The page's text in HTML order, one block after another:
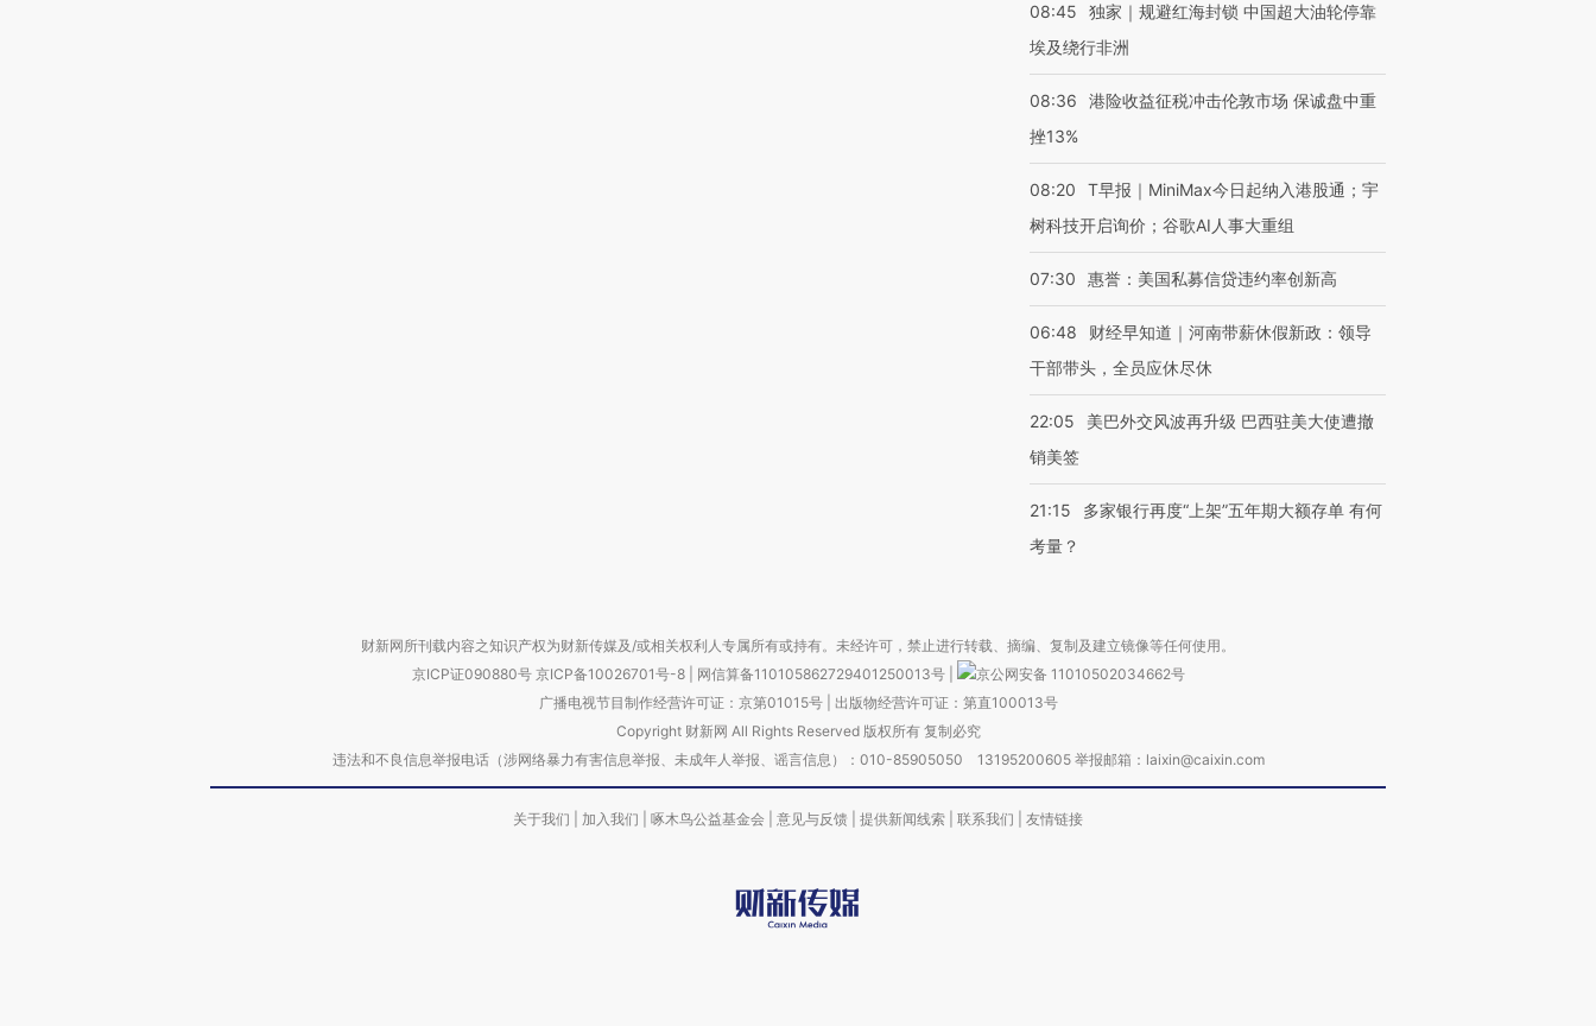
08:45
独家｜规避红海封锁 中国超大油轮停靠
埃及绕行非洲
08:36
港险收益征税冲击伦敦市场 保诚盘中重
挫13%
08:20
T早报｜MiniMax今日起纳入港股通；宇
树科技开启询价；谷歌AI人事大重组
07:30 惠誉：美国私募信贷违约率创新高
06:48
财经早知道｜河南带薪休假新政：领导
干部带头，全员应休尽休
22:05
美巴外交风波再升级 巴西驻美大使遭撤
销美签
21:15
多家银行再度“上架”五年期大额存单 有何
考量？
财新网所刊载内容之知识产权为财新传媒及/或相关权利人专属所有或持有。未经许可，禁止进行转载、摘编、复制及建立镜像等任何使用。
京ICP证090880号 京ICP备10026701号-8 网信算备110105862729401250013号
京公网安备 11010502034662号
广播电视节目制作经营许可证：京第01015号| 出版物经营许可证：第直100013号
Copyright 财新网 All Rights Reserved 版权所有 复制必究
违法和不良信息举报电话（涉网络暴力有害信息举报、未成年人举报、谣言信息）：010-85905050 13195200605 举报邮箱：laixin@caixin.com
关于我们 加入我们 啄木鸟公益基金会 意见与反馈 提供新闻线索 联系我们 友情链接